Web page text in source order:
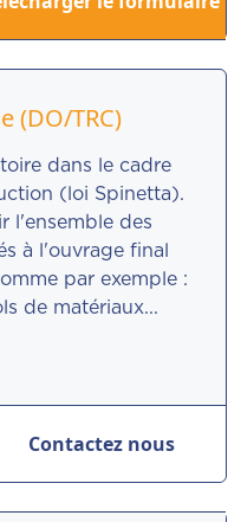
(DO/TRC)
dans le cadre
(loi Spinetta).
l'ensemble des
à l'ouvrage final
par exemple :
de matériaux...
Contactez nous